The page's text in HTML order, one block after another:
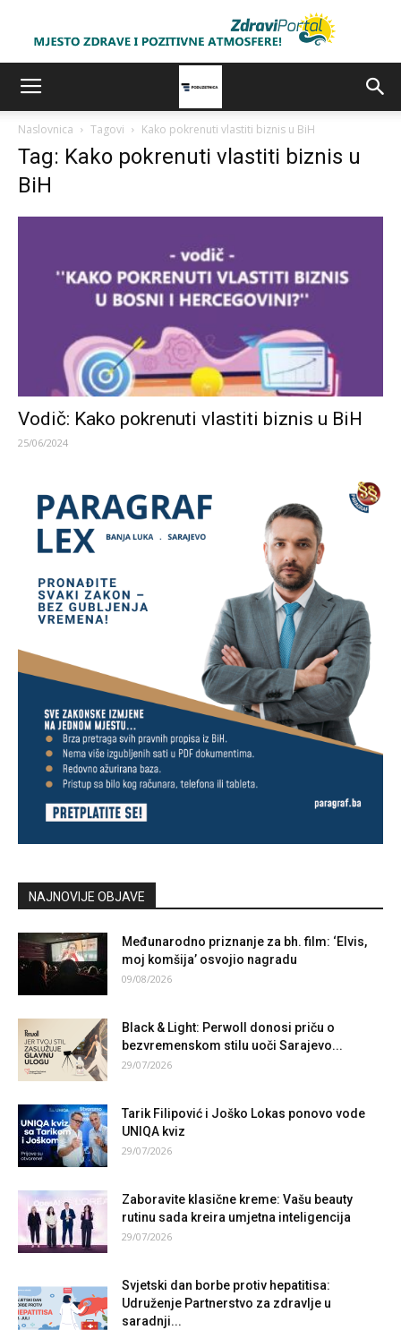
Naslovnica Tagovi Kako pokrenuti vlastiti biznis u BiH
Tag: Kako pokrenuti vlastiti biznis u
BiH
Vodič: Kako pokrenuti vlastiti biznis u BiH
25/06/2024
NAJNOVIJE OBJAVE
Međunarodno priznanje za bh. film: ‘Elvis,
moj komšija’ osvojio nagradu
09/08/2026
Black & Light: Perwoll donosi priču o
bezvremenskom stilu uoči Sarajevo...
29/07/2026
Tarik Filipović i Joško Lokas ponovo vode
UNIQA kviz
29/07/2026
Zaboravite klasične kreme: Vašu beauty
rutinu sada kreira umjetna inteligencija
29/07/2026
Svjetski dan borbe protiv hepatitisa:
Udruženje Partnerstvo za zdravlje u
saradnji...